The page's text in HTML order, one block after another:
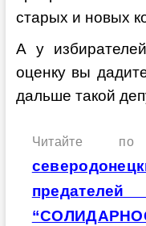
старых и новых
А у
оценку вы
дальше такой
Читайте